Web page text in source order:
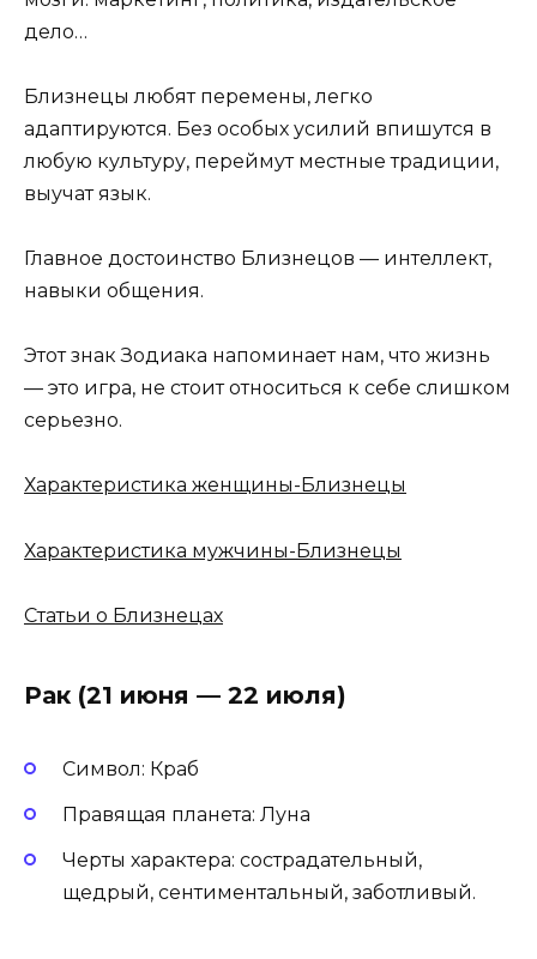
дело…
Близнецы любят перемены, легко
адаптируются. Без особых усилий впишутся в
любую культуру, переймут местные традиции,
выучат язык.
Главное достоинство Близнецов — интеллект,
навыки общения.
Этот знак Зодиака напоминает нам, что жизнь
— это игра, не стоит относиться к себе слишком
серьезно.
Характеристика женщины-Близнецы
Характеристика мужчины-Близнецы
Статьи о Близнецах
Рак (21 июня — 22 июля)
Символ: Краб
Правящая планета: Луна
Черты характера: сострадательный,
щедрый, сентиментальный, заботливый.